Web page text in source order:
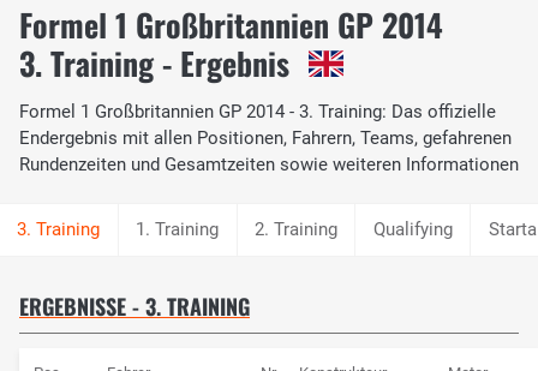
Formel 1 Großbritannien GP 2014
3. Training - Ergebnis
Formel 1 Großbritannien GP 2014 - 3. Training: Das offizielle
Endergebnis mit allen Positionen, Fahrern, Teams, gefahrenen
Rundenzeiten und Gesamtzeiten sowie weiteren Informationen
1. Training 2. Training Qualifying
ERGEBNISSE - 3. TRAINING